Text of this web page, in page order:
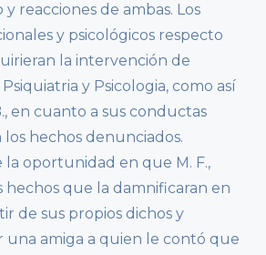
reacciones de ambas. Los
y psicológicos respecto
la intervención de
y Psicologia, como así
en cuanto a sus conductas
los hechos denunciados.
la oportunidad en que M. F.,
hechos que la damnificaran en
de sus propios dichos y
una amiga a quien le contó que